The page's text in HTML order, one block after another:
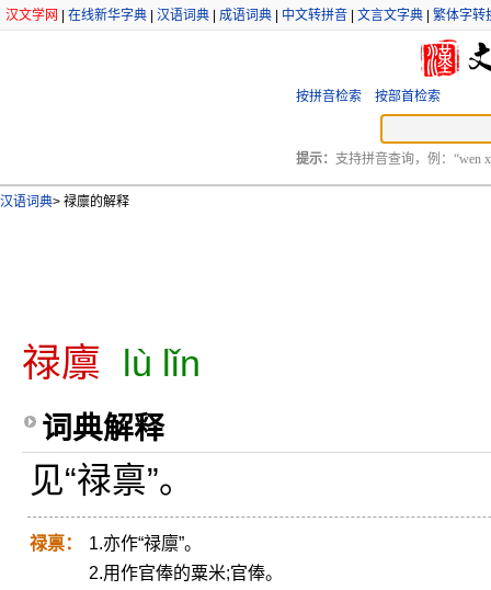
汉文学网 在线新华字典 汉语词典 成语词典 中文转拼音 文言文字典 繁体字转
按拼音检索 按部首检索
提示： 支持拼音查询，例：“wen
汉语词典> 禄廪的解释
禄廪 lù lǐn
词典解释
见“禄禀”。
禄禀：
1.亦作“禄廪”。
2.用作官俸的粟米;官俸。